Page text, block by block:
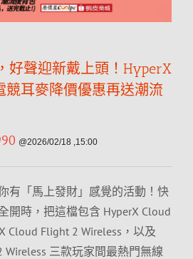
好聲迎新戴上頭！HyperX
競耳麥降價優惠再送潮流
@2026/02/18 ,15:00
有「馬上發財」感覺的活動！快
開時，把這檔包含 HyperX Cloud
Cloud Flight 2 Wireless，以及
Wireless 三款玩家間最熱門無線